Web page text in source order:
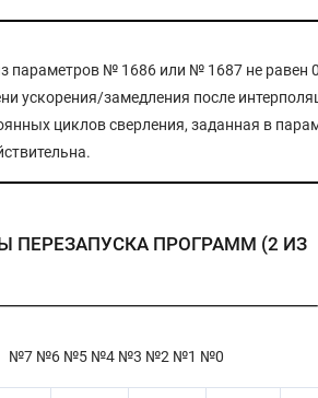
параметров № 1686 или № 1687 не равен
ускорения/замедления после
циклов сверления, заданная в
ПЕРЕЗАПУСКА ПРОГРАММ (2 ИЗ
№7 №6 №5 №4 №3 №2 №1 №0